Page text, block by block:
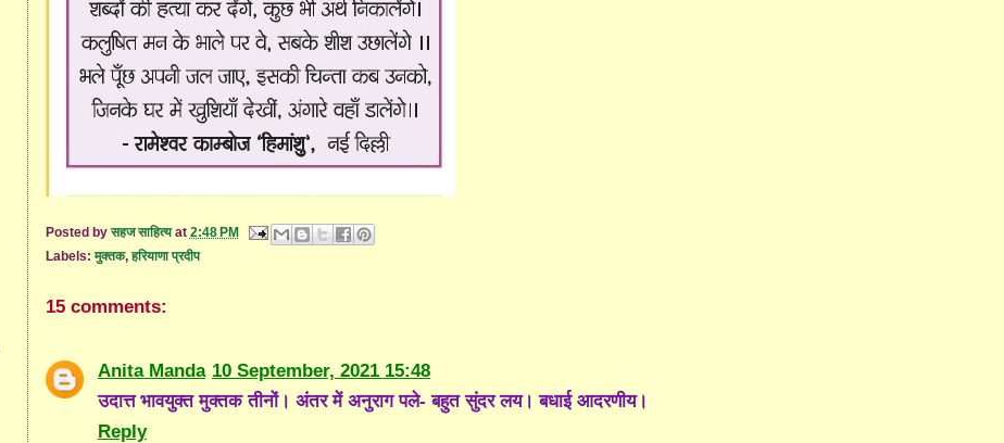
Posted byसहज साहित्य at 2:48 PM
Labels:मुक्तक,हरियाणा प्रदीप
15 comments:
Anita Manda 10 September, 2021 15:48
उदात्त भावयुक्त मुक्तक तीनों। अंतर में अनुराग पले- बहुत सुंदर लय। बधाई आदरणीय।
Reply